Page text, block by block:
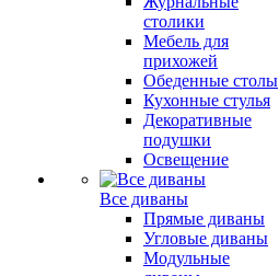
столики
Мебель для
прихожей
Обеденные столы
Кухонные стулья
Декоративные
подушки
Освещение
Все диваны
Прямые диваны
Угловые диваны
Модульные